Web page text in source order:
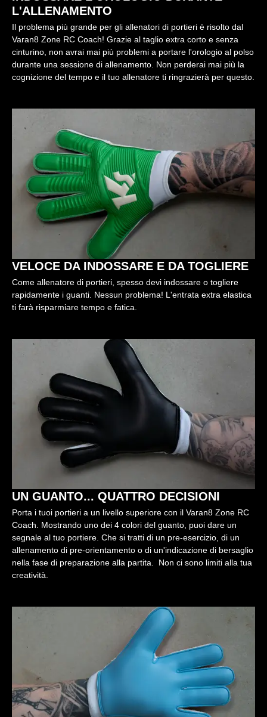
L'ALLENAMENTO
Il problema più grande per gli allenatori di portieri è risolto dal
Varan8 Zone RC Coach! Grazie al taglio extra corto e senza
cinturino, non avrai mai più problemi a portare l'orologio al polso
durante una sessione di allenamento. Non perderai mai più la
cognizione del tempo e il tuo allenatore ti ringrazierà per questo.
VELOCE DA INDOSSARE E DA TOGLIERE
Come allenatore di portieri, spesso devi indossare o togliere
rapidamente i guanti. Nessun problema! L'entrata extra elastica
ti farà risparmiare tempo e fatica.
UN GUANTO... QUATTRO DECISIONI
Porta i tuoi portieri a un livello superiore con il Varan8 Zone RC
Coach. Mostrando uno dei 4 colori del guanto, puoi dare un
segnale al tuo portiere. Che si tratti di un pre-esercizio, di un
allenamento di pre-orientamento o di un'indicazione di bersaglio
nella fase di preparazione alla partita. Non ci sono limiti alla tua
creatività.